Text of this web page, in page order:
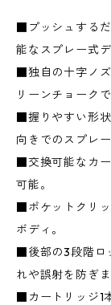
■プッシュする
能なスプレー式
■独自の十字ノ
リーンチョーク
■握りやすい形
向きでのスプレー
■交換可能なカ
可能。
■ポケットクリ
ボディ。
■後部の3段階ロ
れや誤射を防ぎま
■カートリッジ1